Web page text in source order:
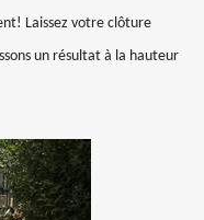
Laissez votre clôture
un résultat à la hauteur